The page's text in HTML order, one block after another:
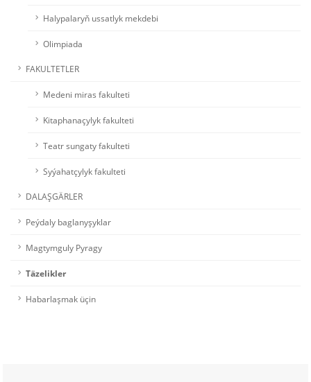
Halypalaryň ussatlyk mekdebi
Olimpiada
FAKULTETLER
Medeni miras fakulteti
Kitaphanaçylyk fakulteti
Teatr sungaty fakulteti
Syýahatçylyk fakulteti
DALAŞGÄRLER
Peýdaly baglanyşyklar
Magtymguly Pyragy
Täzelikler
Habarlaşmak üçin